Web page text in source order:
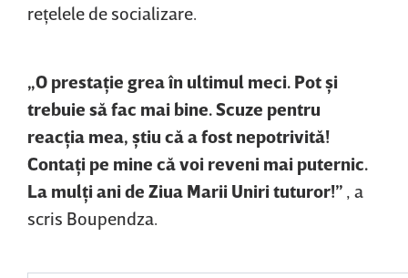
reţelele de socializare.
„O prestaţie grea în ultimul meci. Pot şi
trebuie să fac mai bine. Scuze pentru
reacţia mea, ştiu că a fost nepotrivită!
Contaţi pe mine că voi reveni mai puternic.
La mulţi ani de Ziua Marii Uniri tuturor!” , a
scris Boupendza.